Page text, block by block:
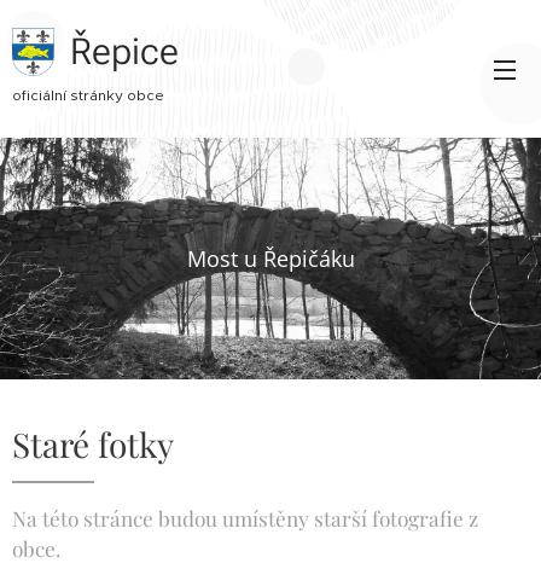
Řepice
oficiální stránky obce
Most u Řepičáku
Staré fotky
Na této stránce budou umístěny starší fotografie z
obce.